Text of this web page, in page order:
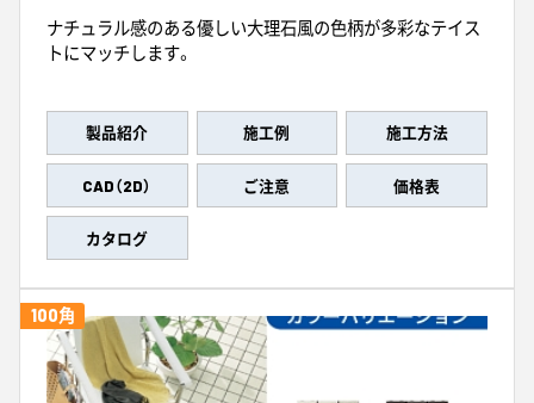
ナチュラル感のある優しい大理石風の色柄が多彩なテイス
トにマッチします。
製品紹介 施工例 施工方法
CAD（2D） ご注意 価格表
カタログ
100角